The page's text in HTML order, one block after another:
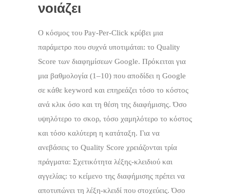
νοιάζει
Ο κόσμος του Pay‑Per‑Click κρύβει μια
παράμετρο που συχνά υποτιμάται: το Quality
Score των διαφημίσεων Google. Πρόκειται για
μια βαθμολογία (1–10) που αποδίδει η Google
σε κάθε keyword και επηρεάζει τόσο το κόστος
ανά κλικ όσο και τη θέση της διαφήμισης. Όσο
υψηλότερο το σκορ, τόσο χαμηλότερο το κόστος
και τόσο καλύτερη η κατάταξη. Για να
ανεβάσεις το Quality Score χρειάζονται τρία
πράγματα: Σχετικότητα λέξης‑κλειδιού και
αγγελίας: το κείμενο της διαφήμισης πρέπει να
αποτυπώνει τη λέξη‑κλειδί που στοχεύεις. Όσο